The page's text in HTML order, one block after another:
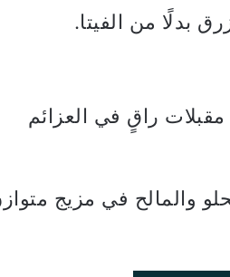
بدلًا من الفيتا.
راقٍ في العزائم
والمالح في مزيج